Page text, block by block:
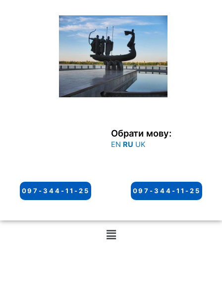
Обрати мову:
EN RU UK
097-344-11-25 097-344-11-25
Меню